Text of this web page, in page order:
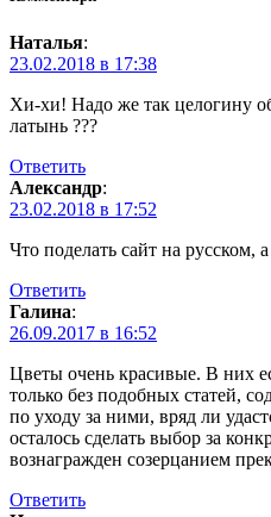
Наталья:
23.02.2018 в 17:38
Хи-хи! Надо же так целогину
латынь ???
Ответить
Александр:
23.02.2018 в 17:52
Что поделать сайт на русском,
Ответить
Галина:
26.09.2017 в 16:52
Цветы очень красивые. В них
только без подобных статей,
по уходу за ними, вряд ли
осталось сделать выбор за
вознагражден созерцанием
Ответить